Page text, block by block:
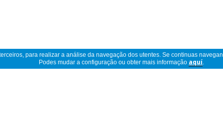
para realizar a análise da navegação dos utentes. Se continuas
Podes mudar a configuração ou obter mais informação aquí.